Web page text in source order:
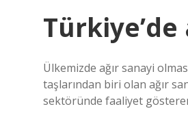
Türkiye’de
Ülkemizde ağır sanayi
taşlarından biri olan ağır
sektöründe faaliyet